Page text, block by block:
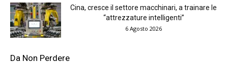
Cina, cresce il settore macchinari, a trainare le
“attrezzature intelligenti”
6 Agosto 2026
Da Non Perdere